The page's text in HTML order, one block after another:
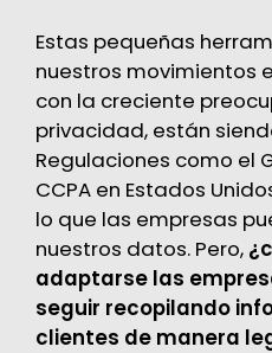
Estas pequeñas
nuestros movimientos
con la creciente
privacidad, están
Regulaciones como el
CCPAen Estados
lo que las empresas
nuestros datos. Pero,
adaptarse las
seguir recopilando
clientes de manera